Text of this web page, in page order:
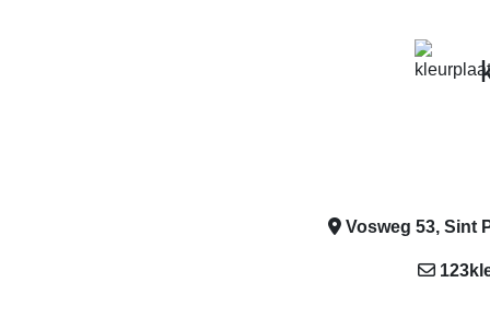
Vosweg 53, Sint